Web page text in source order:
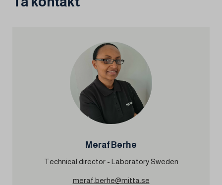
Meraf Berhe
Technical director - Laboratory Sweden
meraf.berhe@mitta.se